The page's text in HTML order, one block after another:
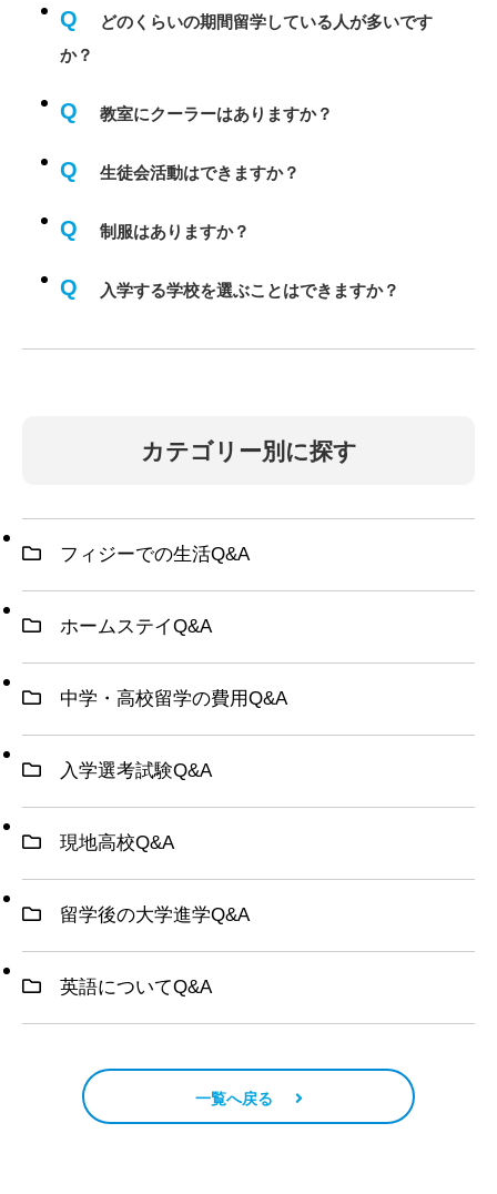
Q
どのくらいの期間留学している人が多いです
か？
Q 教室にクーラーはありますか？
Q 生徒会活動はできますか？
Q 制服はありますか？
Q 入学する学校を選ぶことはできますか？
カテゴリー別に探す
フィジーでの生活Q&A
ホームステイQ&A
中学・高校留学の費用Q&A
入学選考試験Q&A
現地高校Q&A
留学後の大学進学Q&A
英語についてQ&A
一覧へ戻る